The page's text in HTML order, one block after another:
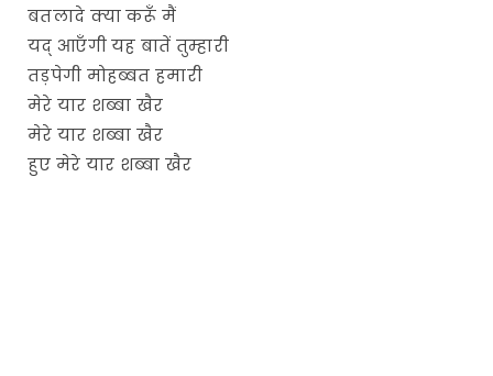
बतलादे क्या करूँ मैं
यद् आएँगी यह बातें तुम्हारी
तड़पेगी मोहब्बत हमारी
मेरे यार शब्बा खैर
मेरे यार शब्बा खैर
हुए मेरे यार शब्बा खैर